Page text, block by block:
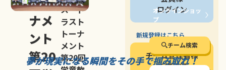
オンラインショッ
プ
チーム検索
停止する
ナメ
ント
第20
ス・ト
ラスト
トーナ
メント
第20回
ログイン
新規登録はこちら
チーム管理者様
新規登録
夢が現実になる瞬間をその手で掴み取れ！